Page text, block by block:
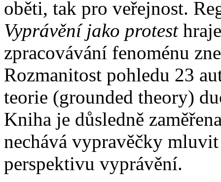
oběti, tak pro veřejnost.
Vyprávění jako protest
zpracovávání fenoménu
Rozmanitost pohledu 23
teorie (grounded theory)
Kniha je důsledně
nechává vypravěčky
perspektivu vyprávění.